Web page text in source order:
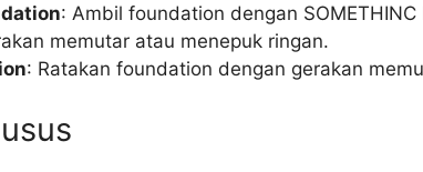
: Ambil foundation dengan
memutar atau menepuk ringan.
: Ratakan foundation dengan gerakan